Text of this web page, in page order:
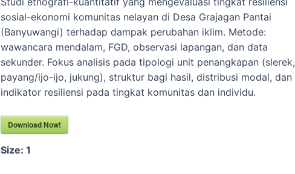
sosial-ekonomi komunitas nelayan di Desa Grajagan Pantai
(Banyuwangi) terhadap dampak perubahan iklim. Metode:
wawancara mendalam, FGD, observasi lapangan, dan data
sekunder. Fokus analisis pada tipologi unit penangkapan (slerek,
payang/ijo-ijo, jukung), struktur bagi hasil, distribusi modal, dan
indikator resiliensi pada tingkat komunitas dan individu.
Download Now!
Size:1